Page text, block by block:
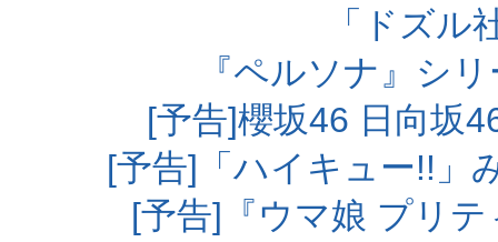
「ドズル
『ペルソナ』シ
[予告]櫻坂46 日向坂
[予告]「ハイキュー!!」
[予告]『ウマ娘 プリ